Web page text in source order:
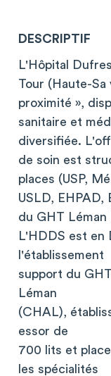
DESCRIPTIF
L'Hôpital
Tour (Haute-Sa
proximité »,
sanitaire et
diversifiée.
de soin est
places (USP,
USLD,
du GHT
L'HDDS est en
l'établissement
support du
Léman
(CHAL),
essor de
700 lits et
les spécialités